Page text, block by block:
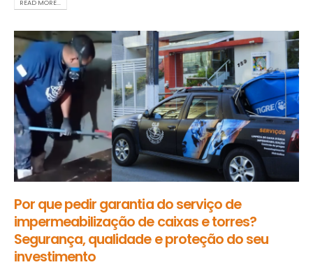
READ MORE...
Por que pedir garantia do serviço de
impermeabilização de caixas e torres?
Segurança, qualidade e proteção do seu
investimento